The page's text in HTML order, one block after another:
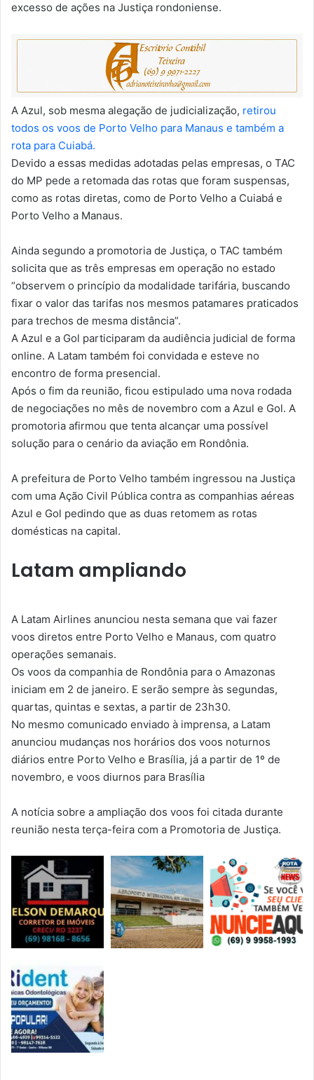
excesso de ações na Justiça rondoniense.
A Azul, sob mesma alegação de judicialização, retirou
todos os voos de Porto Velho para Manaus e também a
rota para Cuiabá.
Devido a essas medidas adotadas pelas empresas, o TAC
do MP pede a retomada das rotas que foram suspensas,
como as rotas diretas, como de Porto Velho a Cuiabá e
Porto Velho a Manaus.
Ainda segundo a promotoria de Justiça, o TAC também
solicita que as três empresas em operação no estado
“observem o princípio da modalidade tarifária, buscando
fixar o valor das tarifas nos mesmos patamares praticados
para trechos de mesma distância”.
A Azul e a Gol participaram da audiência judicial de forma
online. A Latam também foi convidada e esteve no
encontro de forma presencial.
Após o fim da reunião, ficou estipulado uma nova rodada
de negociações no mês de novembro com a Azul e Gol. A
promotoria afirmou que tenta alcançar uma possível
solução para o cenário da aviação em Rondônia.
A prefeitura de Porto Velho também ingressou na Justiça
com uma Ação Civil Pública contra as companhias aéreas
Azul e Gol pedindo que as duas retomem as rotas
domésticas na capital.
Latam ampliando
A Latam Airlines anunciou nesta semana que vai fazer
voos diretos entre Porto Velho e Manaus, com quatro
operações semanais.
Os voos da companhia de Rondônia para o Amazonas
iniciam em 2 de janeiro. E serão sempre às segundas,
quartas, quintas e sextas, a partir de 23h30.
No mesmo comunicado enviado à imprensa, a Latam
anunciou mudanças nos horários dos voos noturnos
diários entre Porto Velho e Brasília, já a partir de 1º de
novembro, e voos diurnos para Brasília
A notícia sobre a ampliação dos voos foi citada durante
reunião nesta terça-feira com a Promotoria de Justiça.